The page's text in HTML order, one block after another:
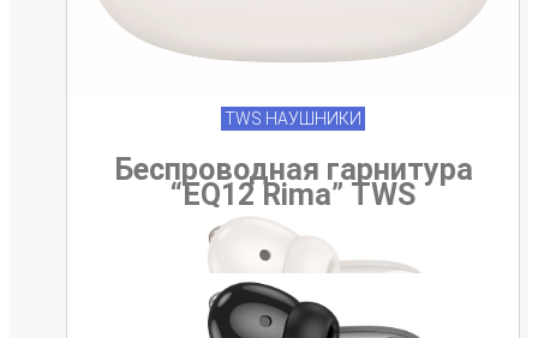
TWS НАУШНИКИ
Беспроводная гарнитура
“EQ12 Rima” TWS